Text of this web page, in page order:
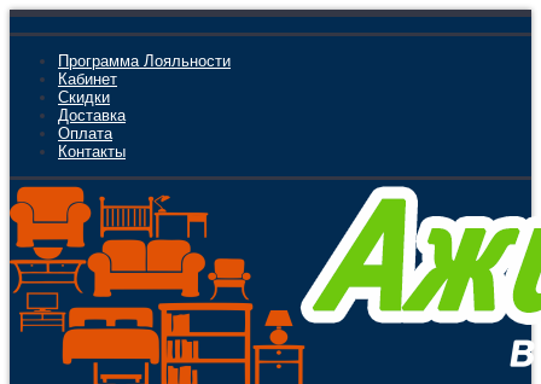
Программа Лояльности
Кабинет
Скидки
Доставка
Оплата
Контакты